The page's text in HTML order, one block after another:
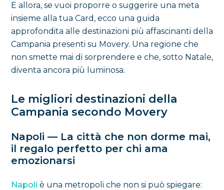
E allora, se vuoi proporre o suggerire una meta
insieme alla tua Card, ecco una guida
approfondita alle destinazioni più affascinanti della
Campania presenti su Movery. Una regione che
non smette mai di sorprendere e che, sotto Natale,
diventa ancora più luminosa.
Le migliori destinazioni della
Campania secondo Movery
Napoli — La città che non dorme mai,
il regalo perfetto per chi ama
emozionarsi
Napoli è una metropoli che non si può spiegare: